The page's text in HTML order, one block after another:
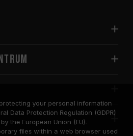
your personal information
Data Protection Regulation (GDPR)
the European Union (EU).
files within a web browser used